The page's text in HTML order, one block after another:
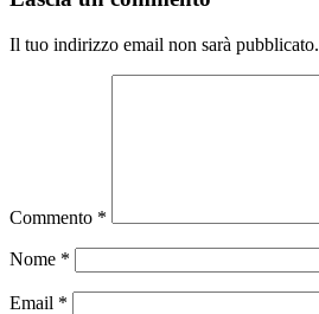
Il tuo indirizzo email non sarà pubblicato.
Commento *
Nome *
Email *